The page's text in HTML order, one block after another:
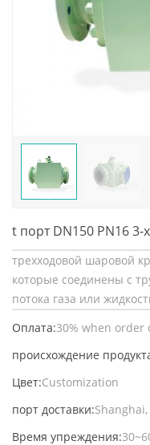
t порт DN150 PN16
трехходовой шаровой
которые соединены с
потока газа или
Оплата:30% when order
происхождение
Цвет:Customization
порт доставки:
Время упреждения: